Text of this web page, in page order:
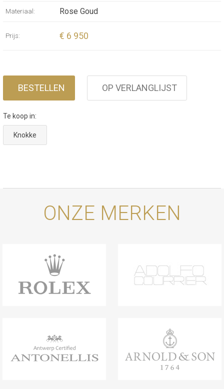
Materiaal: Rose Goud
Prijs: € 6 950
BESTELLEN OP VERLANGLIJST
Te koop in:
Knokke
ONZE MERKEN